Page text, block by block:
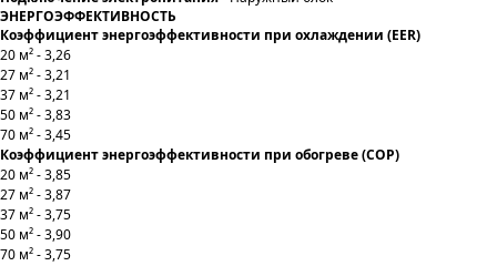
ЭНЕРГОЭФФЕКТИВНОСТЬ
Коэффициент энергоэффективности при охлаждении (EER)
20 м² - 3,26
27 м² - 3,21
37 м² - 3,21
50 м² - 3,83
70 м² - 3,45
Коэффициент энергоэффективности при обогреве (COP)
20 м² - 3,85
27 м² - 3,87
37 м² - 3,75
50 м² - 3,90
70 м² - 3,75